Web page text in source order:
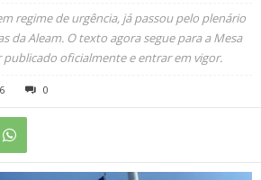
regime de urgência, já passou pelo plenário
da Aleam. O texto agora segue para a Mesa
publicado oficialmente e entrar em vigor.
0